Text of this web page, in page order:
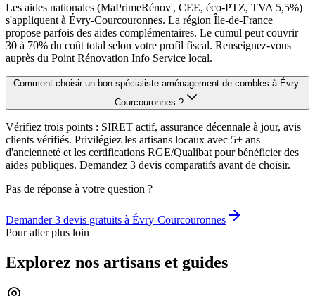
Les aides nationales (MaPrimeRénov', CEE, éco-PTZ, TVA 5,5%)
s'appliquent à Évry-Courcouronnes. La région Île-de-France
propose parfois des aides complémentaires. Le cumul peut couvrir
30 à 70% du coût total selon votre profil fiscal. Renseignez-vous
auprès du Point Rénovation Info Service local.
Comment choisir un bon spécialiste aménagement de combles à Évry-
Courcouronnes ?
Vérifiez trois points : SIRET actif, assurance décennale à jour, avis
clients vérifiés. Privilégiez les artisans locaux avec 5+ ans
d'ancienneté et les certifications RGE/Qualibat pour bénéficier des
aides publiques. Demandez 3 devis comparatifs avant de choisir.
Pas de réponse à votre question ?
Demander 3 devis gratuits à Évry-Courcouronnes
Pour aller plus loin
Explorez nos artisans et guides